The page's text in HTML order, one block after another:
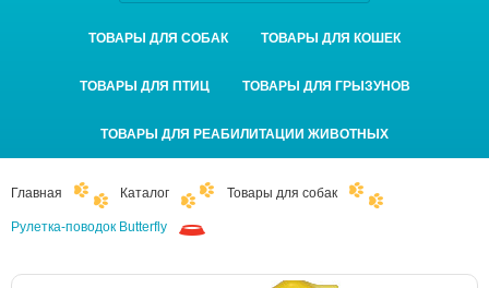
ТОВАРЫ ДЛЯ СОБАК ТОВАРЫ ДЛЯ КОШЕК
ТОВАРЫ ДЛЯ ПТИЦ ТОВАРЫ ДЛЯ ГРЫЗУНОВ
ТОВАРЫ ДЛЯ РЕАБИЛИТАЦИИ ЖИВОТНЫХ
Главная Каталог Товары для собак
Рулетка-поводок Butterfly